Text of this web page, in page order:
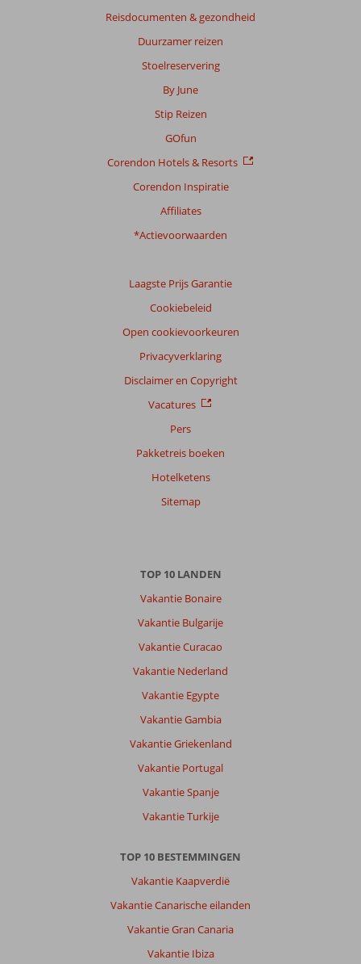
Reisdocumenten & gezondheid
Duurzamer reizen
Stoelreservering
By June
Stip Reizen
GOfun
Corendon Hotels & Resorts
Corendon Inspiratie
Affiliates
*Actievoorwaarden
Laagste Prijs Garantie
Cookiebeleid
Open cookievoorkeuren
Privacyverklaring
Disclaimer en Copyright
Vacatures
Pers
Pakketreis boeken
Hotelketens
Sitemap
TOP 10 LANDEN
Vakantie Bonaire
Vakantie Bulgarije
Vakantie Curacao
Vakantie Nederland
Vakantie Egypte
Vakantie Gambia
Vakantie Griekenland
Vakantie Portugal
Vakantie Spanje
Vakantie Turkije
TOP 10 BESTEMMINGEN
Vakantie Kaapverdië
Vakantie Canarische eilanden
Vakantie Gran Canaria
Vakantie Ibiza